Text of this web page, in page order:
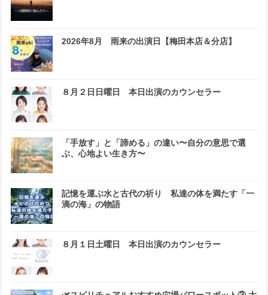
2026年8月 雨来の出演日【梅田本店＆分店】
８月２日日曜日 本日出演のカウンセラー
「手放す」と「諦める」の違い〜自分の意思で選
ぶ、心地よい生き方〜
記憶を運ぶ水と古代の祈り 私達の体を満たす「一
滴の海」の物語
８月１日土曜日 本日出演のカウンセラー